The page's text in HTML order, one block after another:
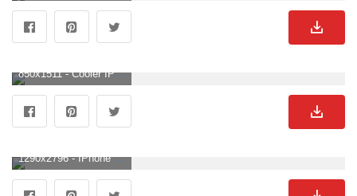
850x1511 - Cooler IPhone Löwe, Löwenästhetik HD Handy Hintergrundbild. Löwen Hintergrundbild.
1290x2796 - IPhone Wallpaper Löwe Kunst iOS Tier schwarz & weiß. Löwen Hintergrund für Mobilgerät.